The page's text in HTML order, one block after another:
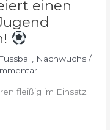
einen
Fussball Nachwuchs /
fleißig im Einsatz